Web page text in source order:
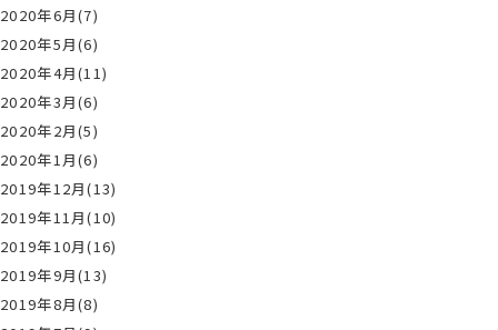
2020年6月(7)
2020年5月(6)
2020年4月(11)
2020年3月(6)
2020年2月(5)
2020年1月(6)
2019年12月(13)
2019年11月(10)
2019年10月(16)
2019年9月(13)
2019年8月(8)